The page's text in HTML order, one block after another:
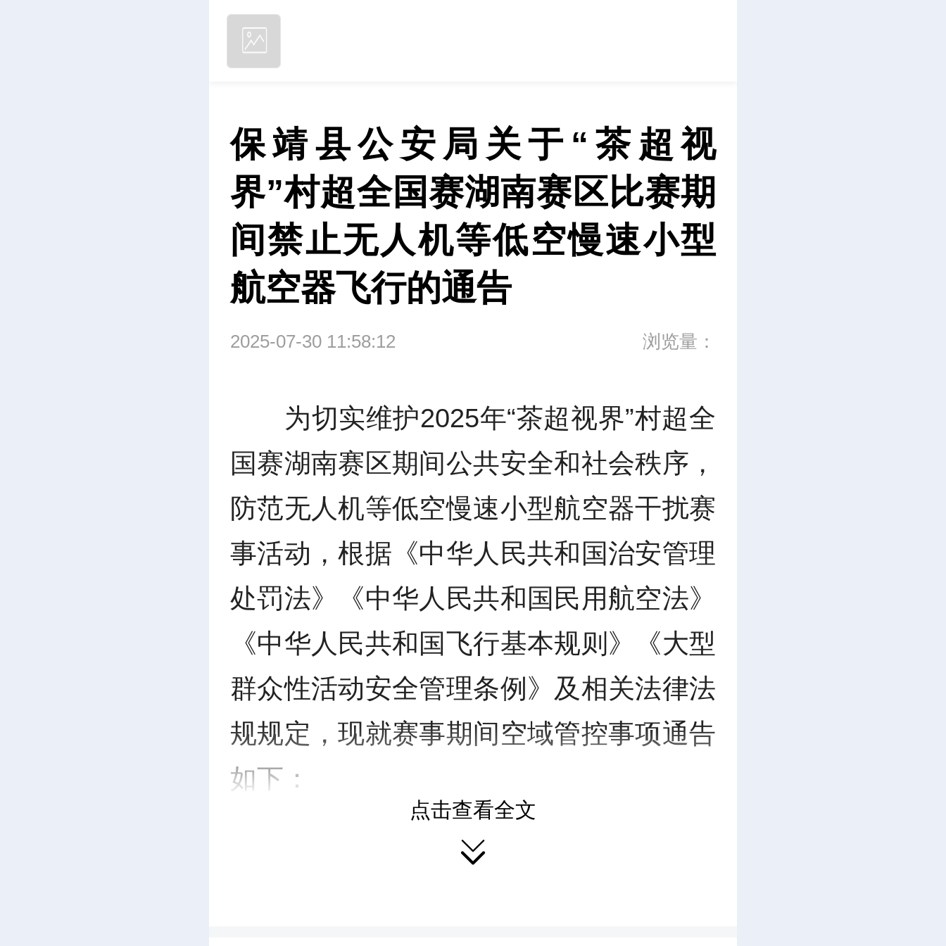
保靖县公安局关于“茶超视
界”村超全国赛湖南赛区比赛期
间禁止无人机等低空慢速小型
航空器飞行的通告
2025-07-30 11:58:12 浏览量：
为切实维护2025年“茶超视界”村超全
国赛湖南赛区期间公共安全和社会秩序，
防范无人机等低空慢速小型航空器干扰赛
事活动，根据《中华人民共和国治安管理
处罚法》《中华人民共和国民用航空法》
《中华人民共和国飞行基本规则》《大型
群众性活动安全管理条例》及相关法律法
规规定，现就赛事期间空域管控事项通告
如下：
点击查看全文
